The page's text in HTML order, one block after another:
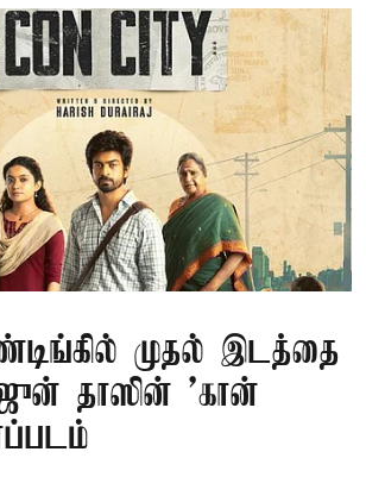
முதல் இடத்தை
தாஸின் 'கான்